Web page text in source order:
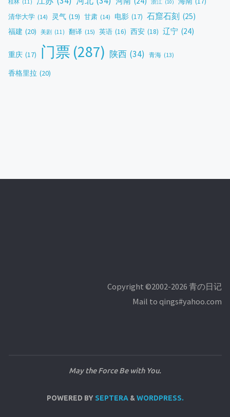
桂林 (11) 浙江 (10)
清华大学 (14) 灵气 (19) 甘肃 (14) 电影 (17) 石窟石刻 (25)
福建 (20) 美剧 (11) 翻译 (15) 英语 (16) 西安 (18) 辽宁 (24)
重庆 (17) 门票 (287) 陕西 (34) 青海 (13)
香格里拉 (20)
Copyright ©2002-2026 青の日记
Mail to qings#yahoo.com
May the Force Be with You.
POWERED BYSEPTERA&WORDPRESS.